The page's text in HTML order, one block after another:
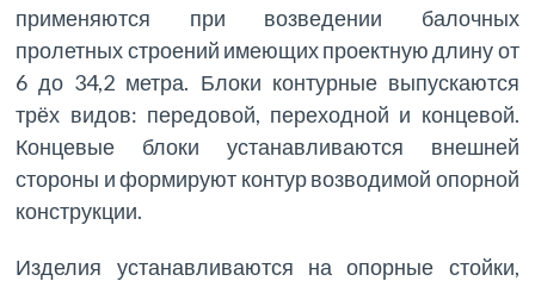
применяются при возведении балочных
пролетных строений имеющих проектную длину от
6 до 34,2 метра. Блоки контурные выпускаются
трёх видов: передовой, переходной и концевой.
Концевые блоки устанавливаются внешней
стороны и формируют контур возводимой опорной
конструкции.
Изделия устанавливаются на опорные стойки,